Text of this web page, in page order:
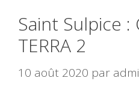
Saint Sulpice
TERRA 2
10 août 2020 par